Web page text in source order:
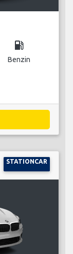
local_gas_station
Benzin
STATIONCAR